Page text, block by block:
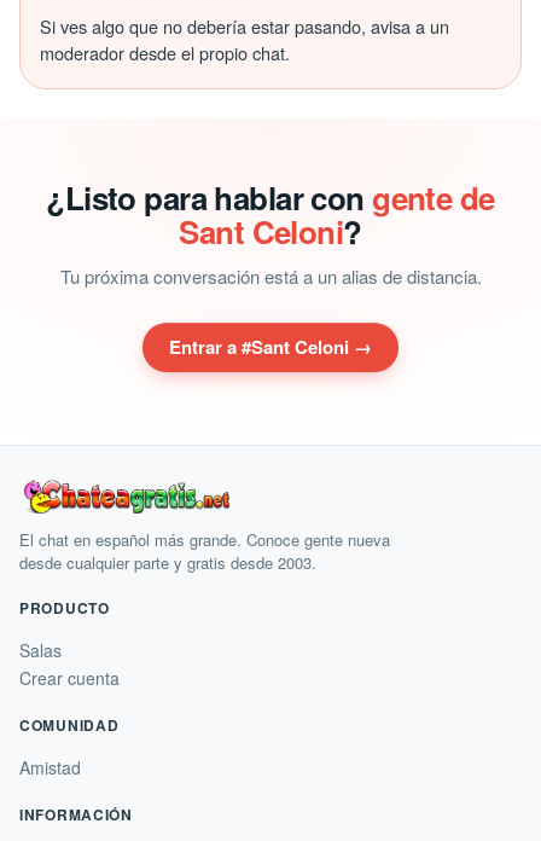
Si ves algo que no debería estar pasando, avisa a un
moderador desde el propio chat.
¿Listo para hablar con gente de
Sant Celoni?
Tu próxima conversación está a un alias de distancia.
Entrar a #Sant Celoni →
El chat en español más grande. Conoce gente nueva
desde cualquier parte y gratis desde 2003.
PRODUCTO
Salas
Crear cuenta
COMUNIDAD
Amistad
INFORMACIÓN